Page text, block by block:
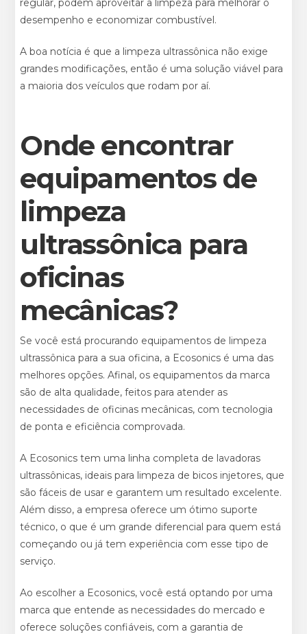
regular, podem aproveitar a limpeza para melhorar o
desempenho e economizar combustível.
A boa notícia é que a limpeza ultrassônica não exige
grandes modificações, então é uma solução viável para
a maioria dos veículos que rodam por aí.
Onde encontrar
equipamentos de
limpeza
ultrassônica para
oficinas
mecânicas?
Se você está procurando equipamentos de limpeza
ultrassônica para a sua oficina, a Ecosonics é uma das
melhores opções. Afinal, os equipamentos da marca
são de alta qualidade, feitos para atender as
necessidades de oficinas mecânicas, com tecnologia
de ponta e eficiência comprovada.
A Ecosonics tem uma linha completa de lavadoras
ultrassônicas, ideais para limpeza de bicos injetores, que
são fáceis de usar e garantem um resultado excelente.
Além disso, a empresa oferece um ótimo suporte
técnico, o que é um grande diferencial para quem está
começando ou já tem experiência com esse tipo de
serviço.
Ao escolher a Ecosonics, você está optando por uma
marca que entende as necessidades do mercado e
oferece soluções confiáveis, com a garantia de